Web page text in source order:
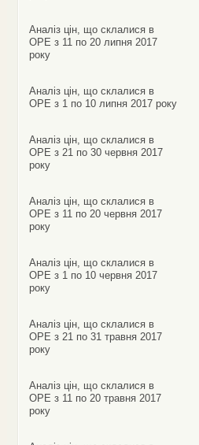
Аналіз цін, що склалися в
ОРЕ з 11 по 20 липня 2017
року
Аналіз цін, що склалися в
ОРЕ з 1 по 10 липня 2017 року
Аналіз цін, що склалися в
ОРЕ з 21 по 30 червня 2017
року
Аналіз цін, що склалися в
ОРЕ з 11 по 20 червня 2017
року
Аналіз цін, що склалися в
ОРЕ з 1 по 10 червня 2017
року
Аналіз цін, що склалися в
ОРЕ з 21 по 31 травня 2017
року
Аналіз цін, що склалися в
ОРЕ з 11 по 20 травня 2017
року